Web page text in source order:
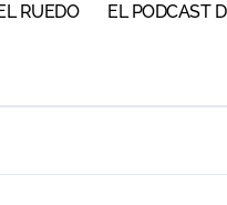
del toreo más allá
Real (En Vídeo)
RUEDO EL PODCAST